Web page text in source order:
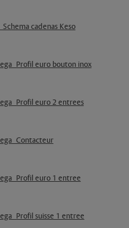
cadenas Keso
euro bouton inox
euro 2 entrees
euro 1 entree
suisse 1 entree